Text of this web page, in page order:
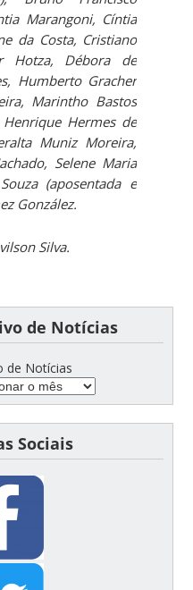
Marangoni, Cíntia
da Costa, Cristiano
Hotza, Débora de
Humberto Gracher
Marintho Bastos
Hermes de
Muniz Moreira,
Selene Maria
(aposentada e
González.
Silva.
de Notícias
de Notícias
Sociais